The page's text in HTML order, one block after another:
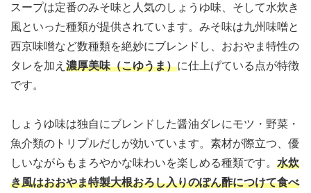
スープは定番のみそ味と人気のしょうゆ味、そして水炊き
風といった種類が提供されています。みそ味は九州味噌と
西京味噌など数種類を絶妙にブレンドし、おおやま特性の
タレを加え 濃厚美味（こゆうま）に仕上げている点が特徴
です。
しょうゆ味は独自にブレンドした醤油ダレにモツ・野菜・
魚介類のトリプルだしが効いています。素材が際立つ、優
しいながらもまろやかな味わいを楽しめる種類です。 水炊
き風はおおやま特製大根おろし入りのぽん酢につけて食べ